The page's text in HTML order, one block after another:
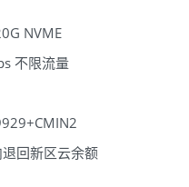
日本东京
NVME
不限流量
回新区云余额